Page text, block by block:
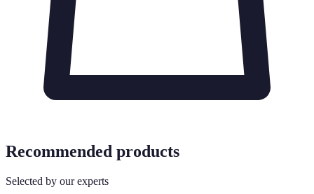
Recommended products
Selected by our experts